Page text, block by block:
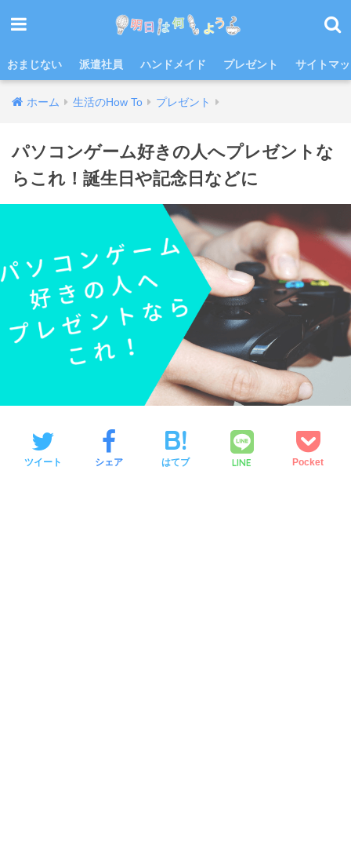
おまじない 派遣社員 ハンドメイド プレゼント サイトマ
ホーム 生活のHow To プレゼント
パソコンゲーム好きの人へプレゼントな
らこれ！誕生日や記念日などに
ツイート シェア はてブ LINE Pocket